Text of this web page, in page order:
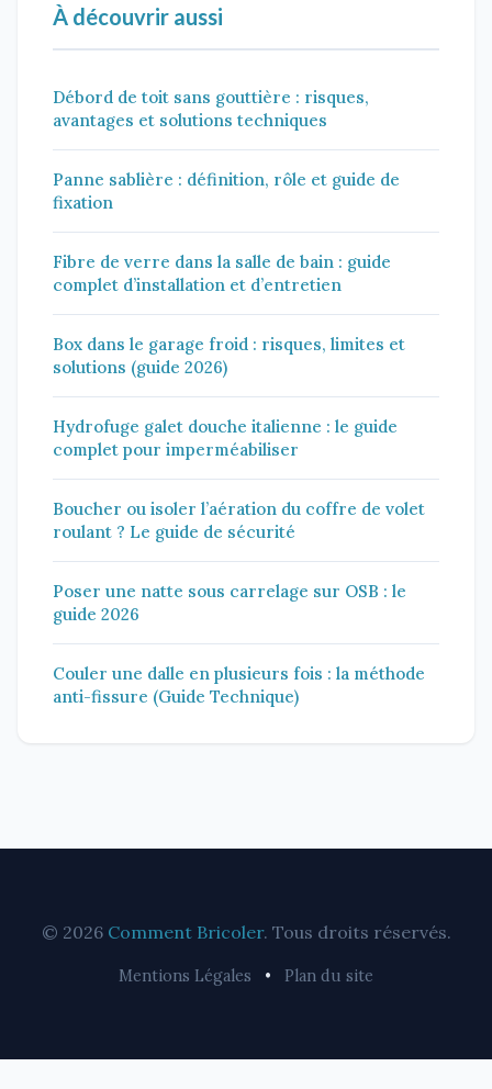
À découvrir aussi
Débord de toit sans gouttière : risques,
avantages et solutions techniques
Panne sablière : définition, rôle et guide de
fixation
Fibre de verre dans la salle de bain : guide
complet d’installation et d’entretien
Box dans le garage froid : risques, limites et
solutions (guide 2026)
Hydrofuge galet douche italienne : le guide
complet pour imperméabiliser
Boucher ou isoler l’aération du coffre de volet
roulant ? Le guide de sécurité
Poser une natte sous carrelage sur OSB : le
guide 2026
Couler une dalle en plusieurs fois : la méthode
anti-fissure (Guide Technique)
© 2026 Comment Bricoler. Tous droits réservés.
Mentions Légales • Plan du site